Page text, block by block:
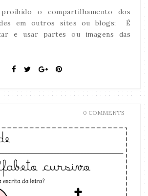
o compartilhamento dos
em outros sites ou blogs; É
e usar partes ou imagens das
0 COMMENTS